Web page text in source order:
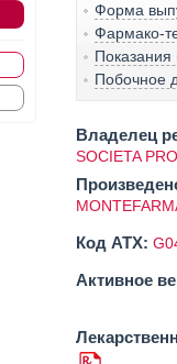
Форма
Фармако-
Показания
Побочное
Владелец
SOCIETA
Код ATX:
Активное